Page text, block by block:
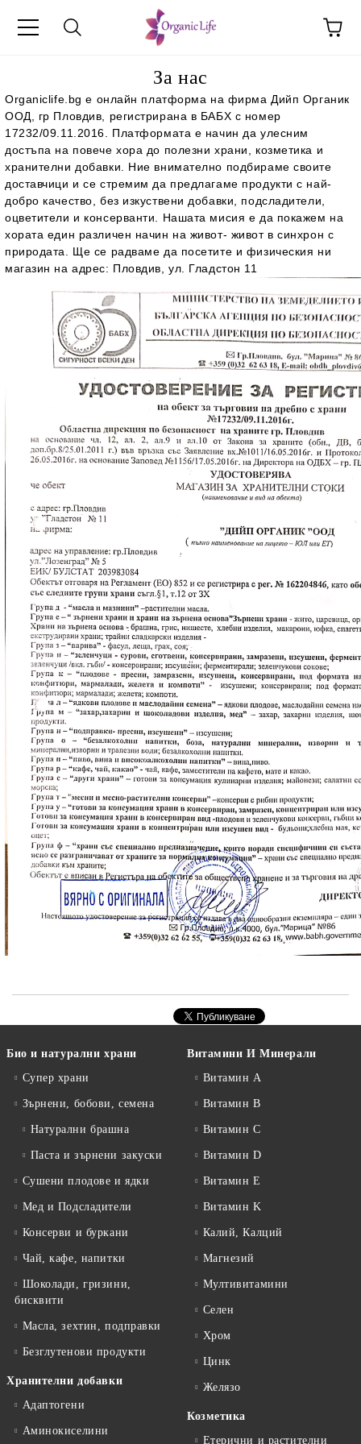
За нас
Organiclife.bg е онлайн платформа на фирма Дийп Органик
ООД, гр Пловдив, регистрирана в БАБХ с номер
17232/09.11.2016. Платформата е начин да улесним
достъпа на повече хора до полезни храни, козметика и
хранителни добавки. Ние внимателно подбираме своите
доставчици и се стремим да предлагаме продукти с най-
добро качество, без изкуствени добавки, подсладители,
оцветители и консерванти. Нашата мисия е да покажем на
хората един различен начин на живот- живот в синхрон с
природата. Ще се радваме да посетите и физическия ни
магазин на адрес: Пловдив, ул. Гладстон 11
Био и натурални храни
Супер храни
Зърнени, бобови, семена
Натурални брашна
Паста и зърнени закуски
Сушени плодове и ядки
Мед и Подсладители
Консерви и буркани
Чай, кафе, напитки
Шоколади, гризини,
бисквити
Масла, зехтин, подправки
Безглутенови продукти
Хранителни добавки
Адаптогени
Аминокиселини
Витамини И Минерали
Витамин А
Витамин B
Витамин C
Витамин D
Витамин E
Витамин K
Калий, Калций
Магнезий
Мултивитамини
Селен
Хром
Цинк
Желязо
Козметика
Етерични и растителни